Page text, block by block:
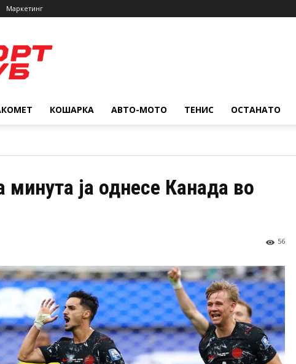
Маркетинг
КОШАРКА АВТО-МОТО ТЕНИС ОСТАНАТО
минута ја однесе Канада во
56